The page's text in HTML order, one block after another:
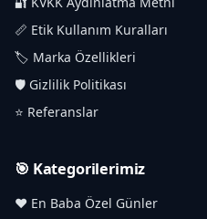
📏 Etik Kullanım Kuralları
🏷️ Marka Özellikleri
🛡️ Gizlilik Politikası
⭐ Referanslar
🎯 Kategorilerimiz
❤️ En Baba Özel Günler